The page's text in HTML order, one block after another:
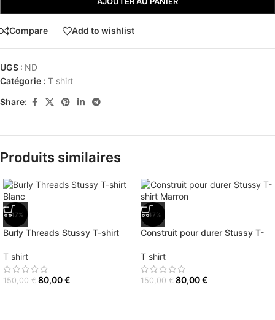
Compare Add to wishlist
UGS : ND
Catégorie : T shirt
Share:
Produits similaires
-47%
Burly Threads Stussy T-shirt
T shirt
150,00€ 80,00€
-47%
Construit pour durer Stussy T-
T shirt
150,00€ 80,00€